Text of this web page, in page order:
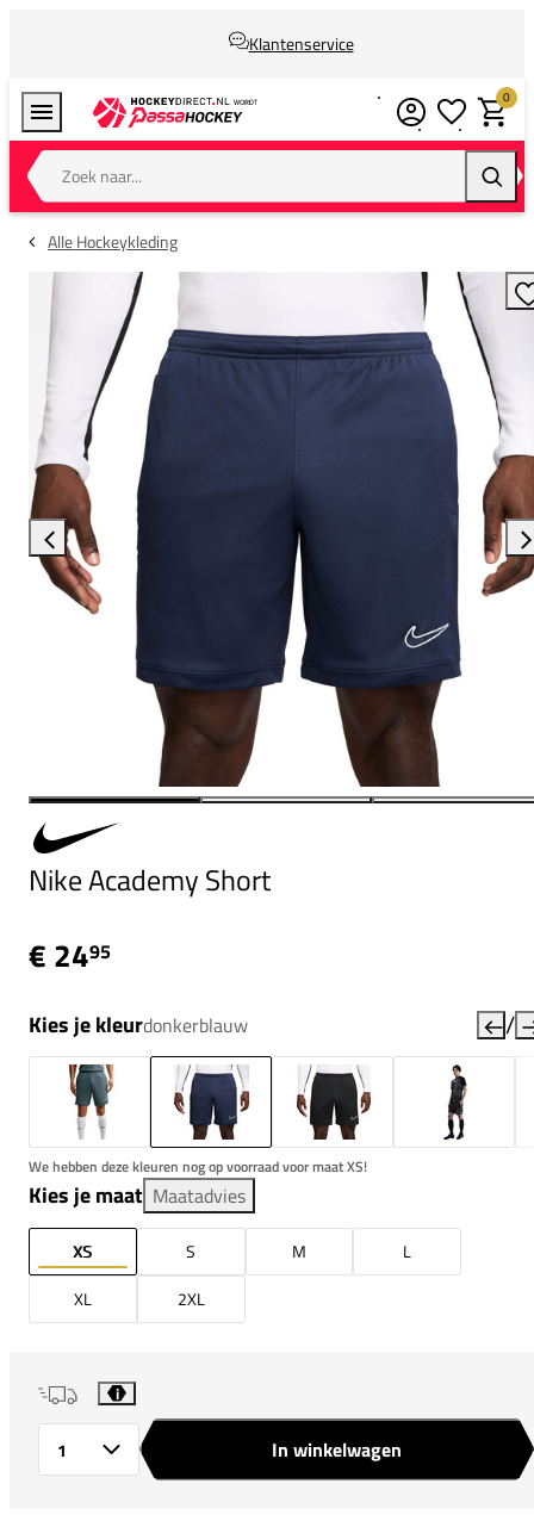
Klantenservice
Zoek naar...
0
Alle Hockeykleding
Nike Academy Short
€ 2495
Kies je kleurdonkerblauw /
We hebben deze kleuren nog op voorraad voor maat XS!
Kies je maat Maatadvies
XS S M
L
XL
2XL
i
In winkelwagen